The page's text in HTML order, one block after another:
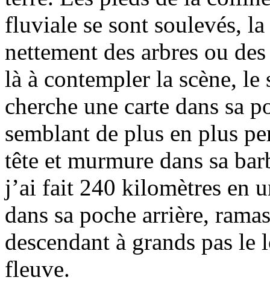
fluviale se sont soulevés,
nettement des arbres ou
là à contempler la scène,
cherche une carte dans sa
semblant de plus en plus
tête et murmure dans sa
j’ai fait 240 kilomètres en
dans sa poche arrière,
descendant à grands pas
fleuve.